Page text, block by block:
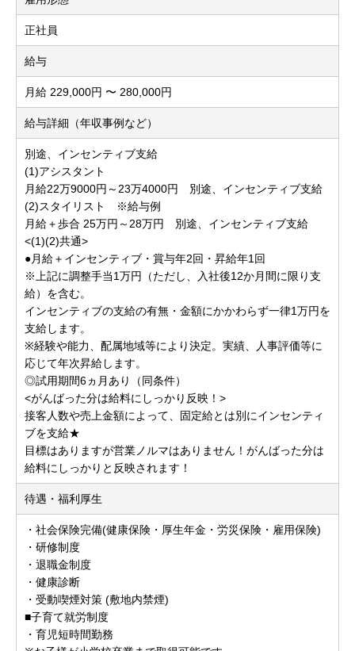
正社員
給与
月給 229,000円 〜 280,000円
給与詳細（年収事例など）
別途、インセンティブ支給
(1)アシスタント
月給22万9000円～23万4000円 別途、インセンティブ支給
(2)スタイリスト ※給与例
月給＋歩合 25万円～28万円 別途、インセンティブ支給
<(1)(2)共通>
●月給＋インセンティブ・賞与年2回・昇給年1回
※上記に調整手当1万円（ただし、入社後12か月間に限り支
給）を含む。
インセンティブの支給の有無・金額にかかわらず一律1万円を
支給します。
※経験や能力、配属地域等により決定。実績、人事評価等に
応じて年次昇給します。
◎試用期間6ヵ月あり（同条件）
<がんばった分は給料にしっかり反映！>
接客人数や売上金額によって、固定給とは別にインセンティ
ブを支給★
目標はありますが営業ノルマはありません！がんばった分は
給料にしっかりと反映されます！
待遇・福利厚生
・社会保険完備(健康保険・厚生年金・労災保険・雇用保険)
・研修制度
・退職金制度
・健康診断
・受動喫煙対策 (敷地内禁煙)
■子育て就労制度
・育児短時間勤務